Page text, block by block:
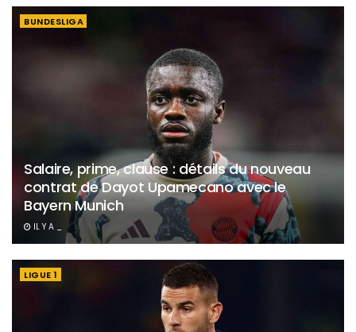
BUNDESLIGA
Salaire, prime, clause : détails du nouveau
contrat de Dayot Upamecano avec le
Bayern Munich
IL Y A _
LIGUE 1